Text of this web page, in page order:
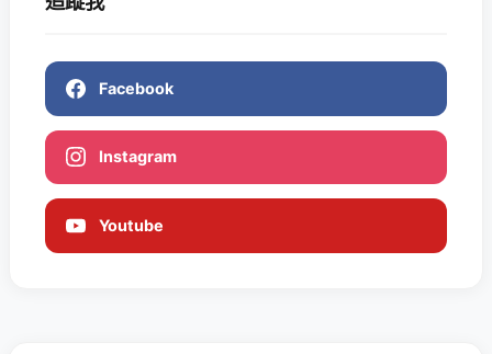
Facebook
Instagram
Youtube